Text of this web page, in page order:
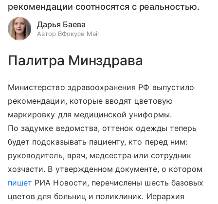
рекомендации соотносятся с реальностью.
Дарья Баева
Автор ВФокусе Mail
Палитра Минздрава
Министерство здравоохранения РФ выпустило
рекомендации, которые вводят цветовую
маркировку для медицинской униформы.
По задумке ведомства, оттенок одежды теперь
будет подсказывать пациенту, кто перед ним:
руководитель, врач, медсестра или сотрудник
хозчасти. В утвержденном документе, о котором
пишет РИА Новости, перечислены шесть базовых
цветов для больниц и поликлиник. Иерархия